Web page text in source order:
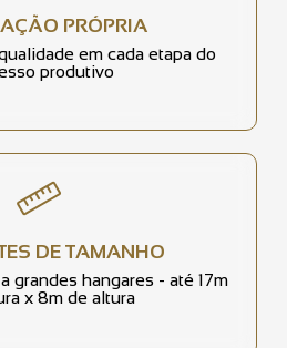
PRÓPRIA
em cada etapa do
produtivo
DE TAMANHO
grandes hangares - até 17m
x 8m de altura